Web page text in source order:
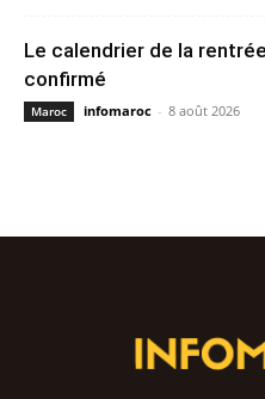
Le calendrier de la
confirmé
Maroc infomaroc - 8 août 2026